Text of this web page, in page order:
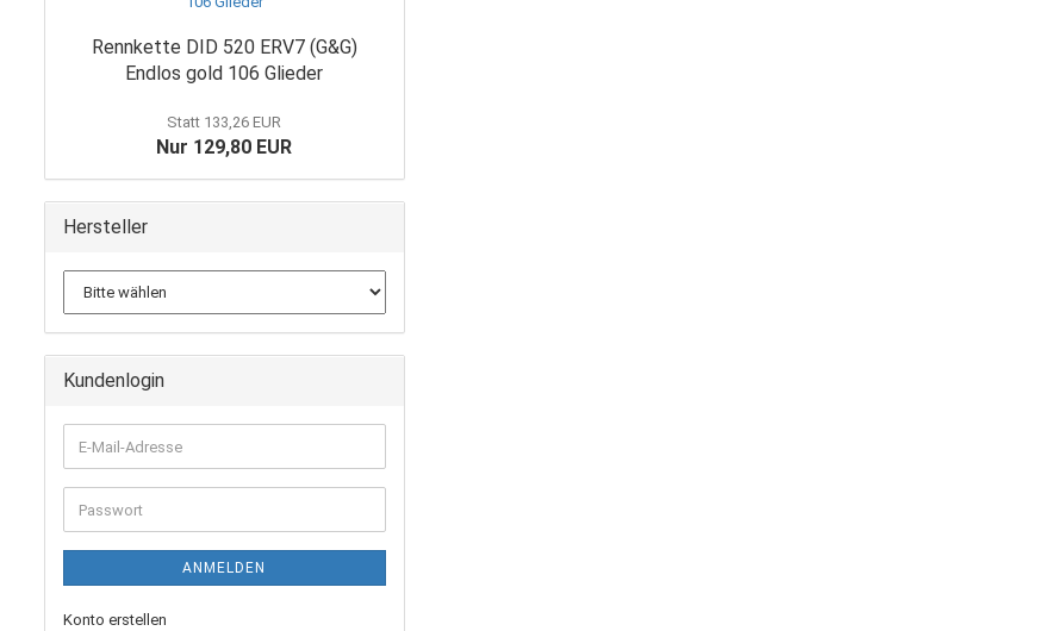
Rennkette DID 520 ERV7 (G&G)
Endlos gold 106 Glieder
Statt 133,26 EUR
Nur 129,80 EUR
Hersteller
Kundenlogin
E-
Mail-
Adresse
Passwort
ANMELDEN
Konto erstellen